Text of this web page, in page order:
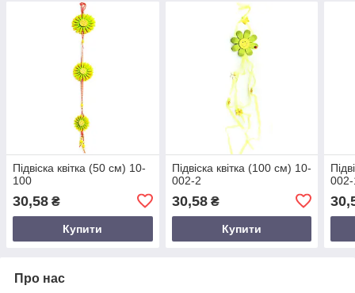
Підвіска квітка (50 см) 10-
100
30,58 ₴
Купити
Підвіска квітка (100 см) 10-
002-2
30,58₴
Купити
Про нас